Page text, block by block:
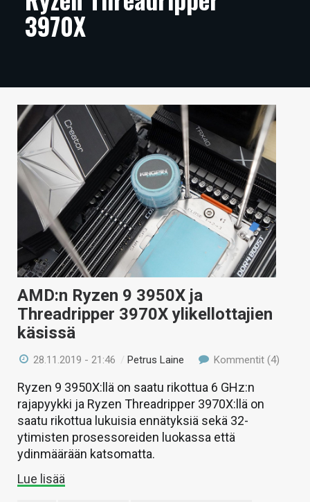
ARTIKKELIT
TIETOA
HINTA.FI
KAUPPA
VAIHDA TEEMA
HAKU
3970X
AMD:n Ryzen 9 3950X ja
Threadripper 3970X ylikellottajien
käsissä
28.11.2019 - 21:46 / Petrus Laine Kommentit (4)
Ryzen 9 3950X:llä on saatu rikottua 6 GHz:n
rajapyykki ja Ryzen Threadripper 3970X:llä on
saatu rikottua lukuisia ennätyksiä sekä 32-
ytimisten prosessoreiden luokassa että
ydinmäärään katsomatta.
Lue lisää